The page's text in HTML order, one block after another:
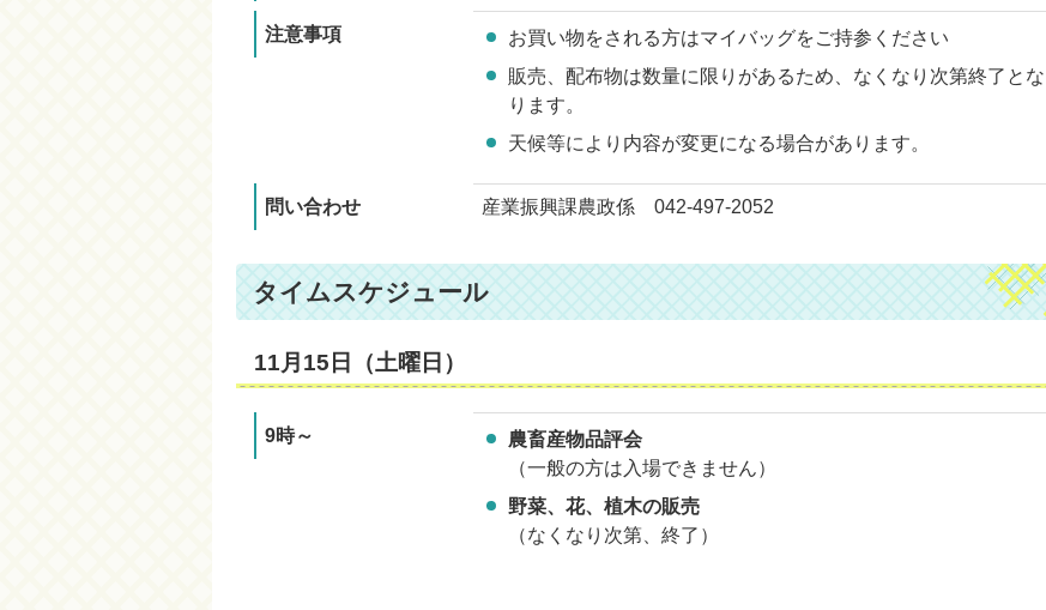
注意事項
お買い物をされる方はマイバッグをご持参ください
販売、配布物は数量に限りがあるため、なくなり次第終了とな
ります。
天候等により内容が変更になる場合があります。
問い合わせ 産業振興課農政係 042-497-2052
タイムスケジュール
11月15日（土曜日）
9時～
農畜産物品評会
（一般の方は入場できません）
野菜、花、植木の販売
（なくなり次第、終了）